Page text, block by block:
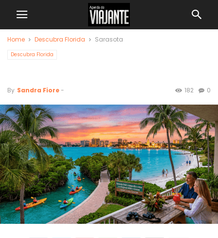
Home Descubra Florida Sarasota
Descubra Florida
By Sandra Fiore- 0
182